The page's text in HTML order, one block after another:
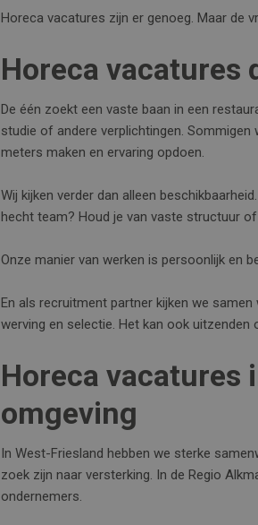
Horeca vacatures zijn er genoeg. Maar de
Horeca vacatures
De één zoekt een vaste baan in een
studie of andere verplichtingen. Sommigen
meters maken en ervaring opdoen.
Wij kijken verder dan alleen
hecht team? Houd je van vaste structuur
Onze manier van werken is persoonlijk en
En als recruitment partner kijken we
werving en selectie. Het kan ook
Horeca vacatures
omgeving
In West-Friesland hebben we sterke
zoek zijn naar versterking. In de Regio
ondernemers.